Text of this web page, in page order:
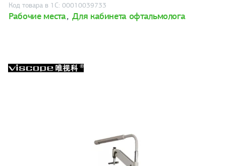
Код товара в 1С: 00010039733
Рабочие места, Для кабинета офтальмолога